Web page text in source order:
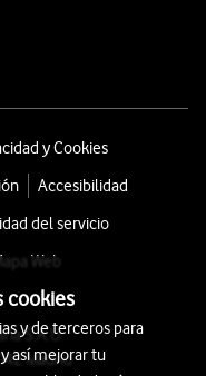
y Cookies
Accesibilidad
del servicio
Web
S.A.U.
Madrid
cookies
y de terceros para
así mejorar tu